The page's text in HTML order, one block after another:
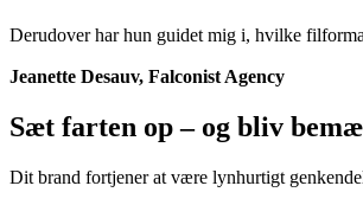
Derudover har hun guidet mig i, hvilke
Jeanette Desauv, Falconist Agency
Sæt farten op – og bliv
Dit brand fortjener at være lynhurtigt